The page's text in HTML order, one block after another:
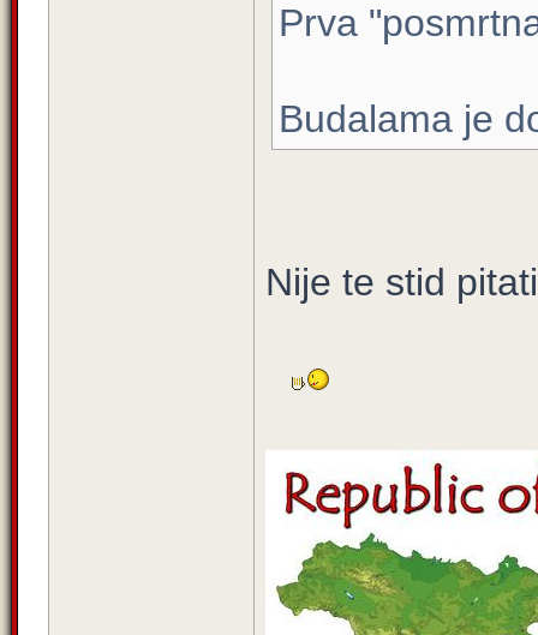
Prva
Budalama je
Nije te stid